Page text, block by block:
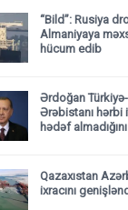
“Bild”: Rusiya
Almaniyaya
hücum edib
Ərdoğan
Ərəbistanı hərbi
hədəf
Qazaxıstan
ixracını